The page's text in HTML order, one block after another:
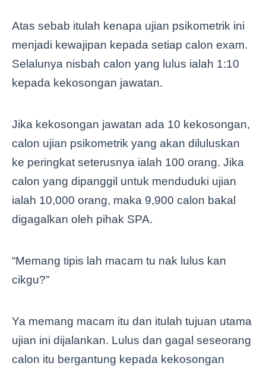
Atas sebab itulah kenapa ujian psikometrik ini
menjadi kewajipan kepada setiap calon exam.
Selalunya nisbah calon yang lulus ialah 1:10
kepada kekosongan jawatan.
Jika kekosongan jawatan ada 10 kekosongan,
calon ujian psikometrik yang akan diluluskan
ke peringkat seterusnya ialah 100 orang. Jika
calon yang dipanggil untuk menduduki ujian
ialah 10,000 orang, maka 9,900 calon bakal
digagalkan oleh pihak SPA.
“Memang tipis lah macam tu nak lulus kan
cikgu?”
Ya memang macam itu dan itulah tujuan utama
ujian ini dijalankan. Lulus dan gagal seseorang
calon itu bergantung kepada kekosongan